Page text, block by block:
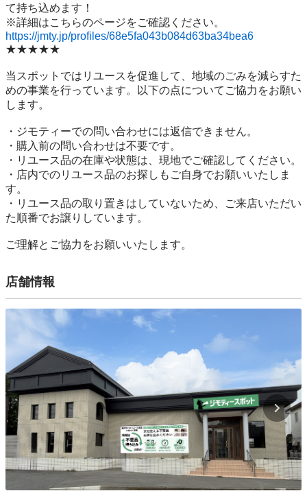
て持ち込めます！
https://jmty.jp/profiles/68e5fa043b084d63ba34bea6
★★★★★
当スポットではリユースを促進して、地域のごみを減らすた
めの事業を行っています。以下の点についてご協力をお願い
します。
・ジモティーでの問い合わせには返信できません。
・購入前の問い合わせは不要です。
・リユース品の在庫や状態は、現地でご確認してください。
・店内でのリユース品のお探しもご自身でお願いいたしま
す。
・リユース品の取り置きはしていないため、ご来店いただい
た順番でお譲りしています。
ご理解とご協力をお願いいたします。
店舗情報